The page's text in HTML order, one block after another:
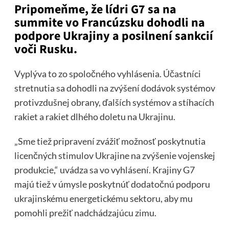
Pripomeňme, že lídri G7 sa na
summite vo Francúzsku dohodli na
podpore Ukrajiny a posilnení sankcií
voči Rusku.
Vyplýva to zo spoločného vyhlásenia. Účastníci
stretnutia sa dohodli na zvýšení dodávok systémov
protivzdušnej obrany, ďalších systémov a stíhacích
rakiet a rakiet dlhého doletu na Ukrajinu.
„Sme tiež pripravení zvážiť možnosť poskytnutia
licenčných stimulov Ukrajine na zvýšenie vojenskej
produkcie,“ uvádza sa vo vyhlásení. Krajiny G7
majú tiež v úmysle poskytnúť dodatočnú podporu
ukrajinskému energetickému sektoru, aby mu
pomohli prežiť nadchádzajúcu zimu.